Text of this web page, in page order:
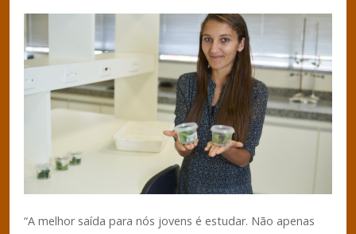
“A melhor saída para nós jovens é estudar. Não apenas